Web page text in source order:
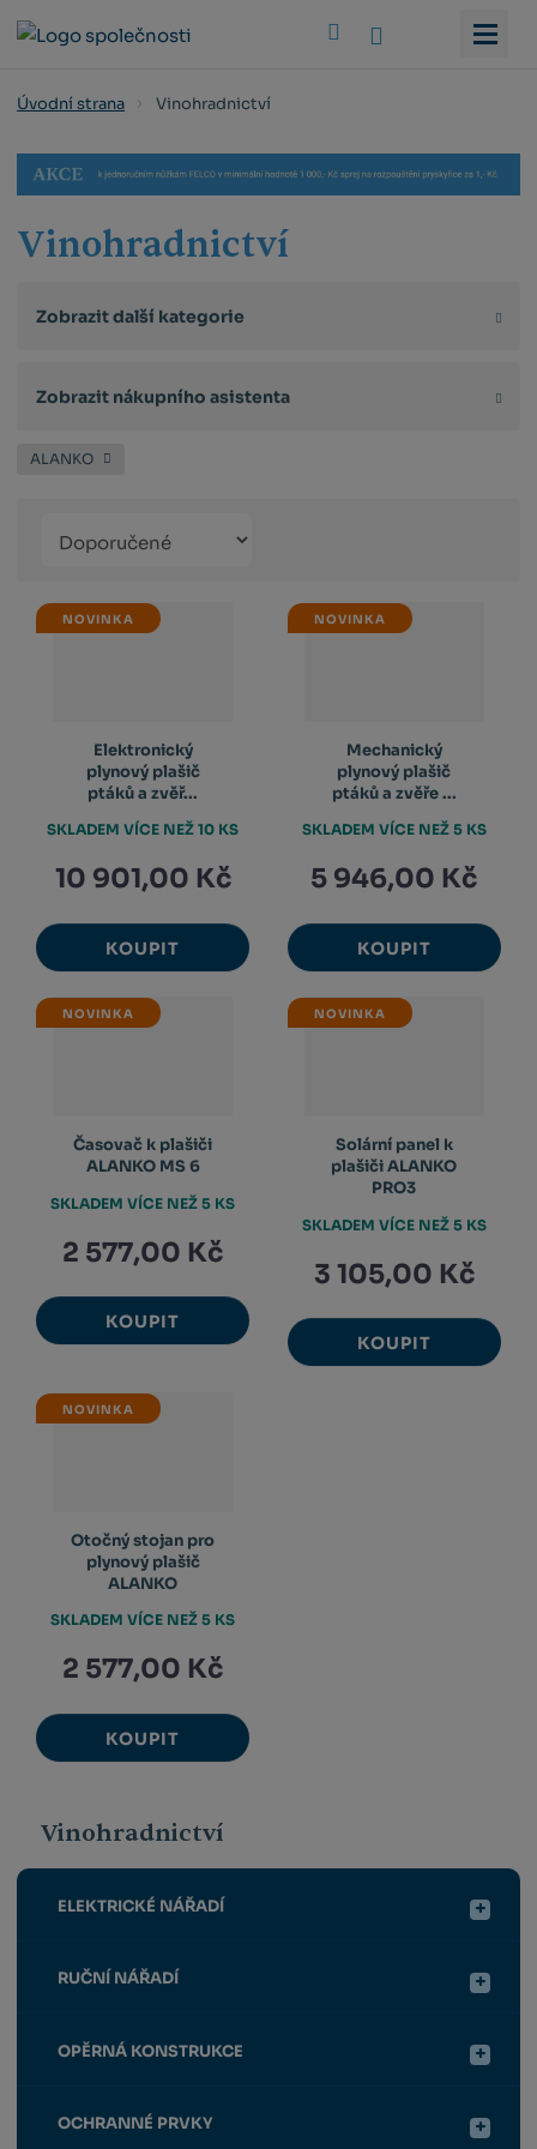
Úvodní strana Vinohradnictví
Vinohradnictví
Zobrazit další kategorie
Zobrazit nákupního asistenta
ALANKO
produktů
NOVINKA
Elektronický
plynový plašič
ptáků a zvěř...
10 901,00 Kč
KOUPIT
SKLADEM VÍCE NEŽ 10 KS
NOVINKA
Mechanický
plynový plašič
ptáků a zvěře ...
5 946,00 Kč
KOUPIT
SKLADEM VÍCE NEŽ 5 KS
NOVINKA
Časovač k plašiči
ALANKO MS 6
2 577,00 Kč
KOUPIT
SKLADEM VÍCE NEŽ 5 KS
NOVINKA
Solární panel k
plašiči ALANKO
PRO3
3 105,00 Kč
KOUPIT
SKLADEM VÍCE NEŽ 5 KS
NOVINKA
Otočný stojan pro
plynový plašič
ALANKO
2 577,00 Kč
KOUPIT
SKLADEM VÍCE NEŽ 5 KS
Vinohradnictví
ELEKTRICKÉ NÁŘADÍ
RUČNÍ NÁŘADÍ
OPĚRNÁ KONSTRUKCE
OCHRANNÉ PRVKY